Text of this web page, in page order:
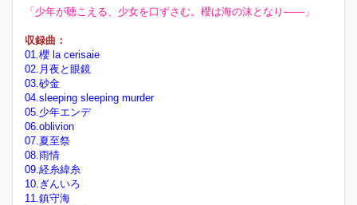
「少年が聴こえる、少女を口ずさむ。櫻は海の沫となり――」
収録曲：
01.櫻 la cerisaie
02.月夜と眼鏡
03.砂金
04.sleeping sleeping murder
05.少年エンデ
06.oblivion
07.夏至祭
08.雨情
09.経糸緯糸
10.ぎんいろ
11.鎮守海